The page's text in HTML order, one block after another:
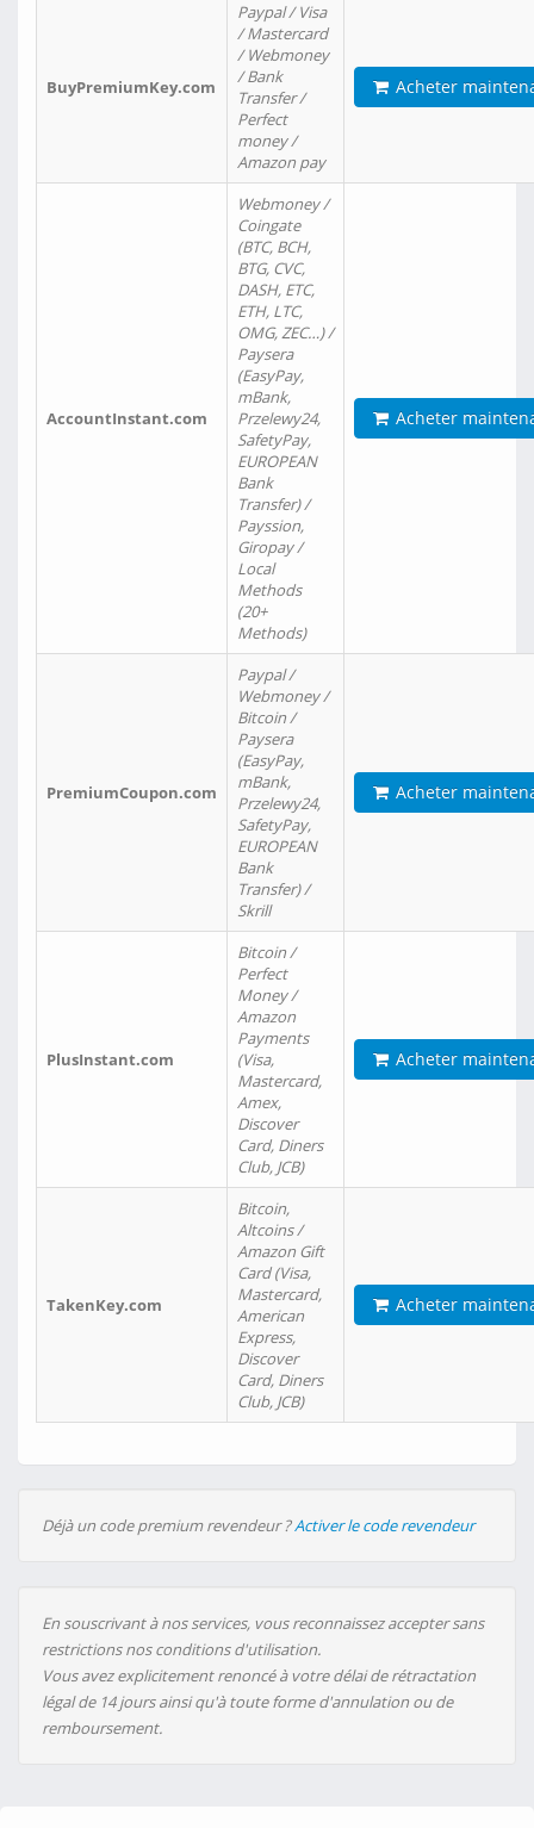
BuyPremiumKey.com
Paypal / Visa
/ Mastercard
/ Webmoney
/ Bank
Transfer /
Perfect
money /
Amazon pay
Acheter
AccountInstant.com
Webmoney /
Coingate
(BTC, BCH,
BTG, CVC,
DASH, ETC,
ETH, LTC,
OMG, ZEC…) /
Paysera
(EasyPay,
mBank,
Przelewy24,
SafetyPay,
EUROPEAN
Bank
Transfer) /
Payssion,
Giropay /
Local
Methods
(20+
Methods)
Acheter
PremiumCoupon.com
Paypal /
Webmoney /
Bitcoin /
Paysera
(EasyPay,
mBank,
Przelewy24,
SafetyPay,
EUROPEAN
Bank
Transfer) /
Skrill
Acheter
PlusInstant.com
Bitcoin /
Perfect
Money /
Amazon
Payments
(Visa,
Mastercard,
Amex,
Discover
Card, Diners
Club, JCB)
Acheter
TakenKey.com
Bitcoin,
Altcoins /
Amazon Gift
Card (Visa,
Mastercard,
American
Express,
Discover
Card, Diners
Club, JCB)
Acheter
Déjà un code premium revendeur ?Activer le code revendeur
En souscrivant à nos services, vous reconnaissez accepter sans
restrictions nos conditions d'utilisation.
Vous avez explicitement renoncé à votre délai de rétractation
légal de 14 jours ainsi qu'à toute forme d'annulation ou de
remboursement.